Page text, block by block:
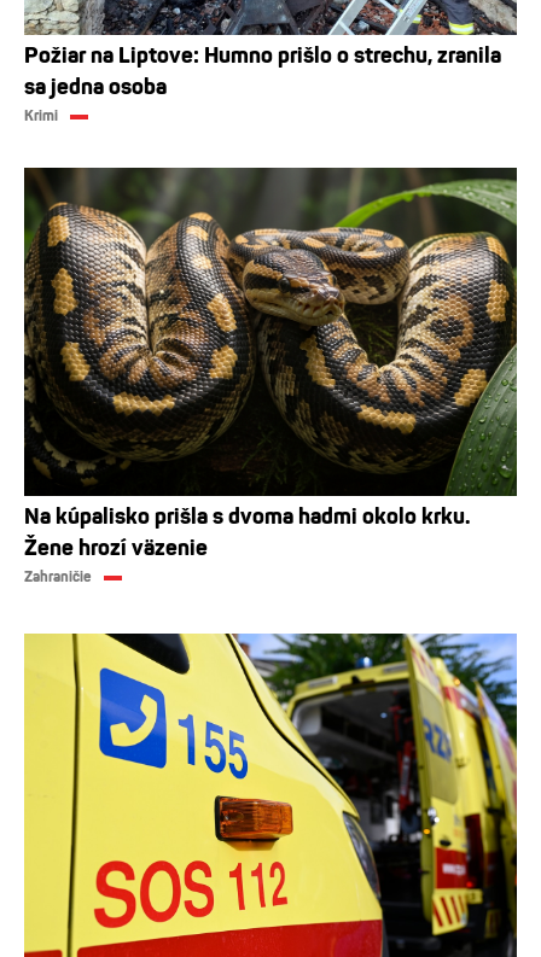
Požiar na Liptove: Humno prišlo o strechu, zranila
sa jedna osoba
Krimi
Na kúpalisko prišla s dvoma hadmi okolo krku.
Žene hrozí väzenie
Zahraničie